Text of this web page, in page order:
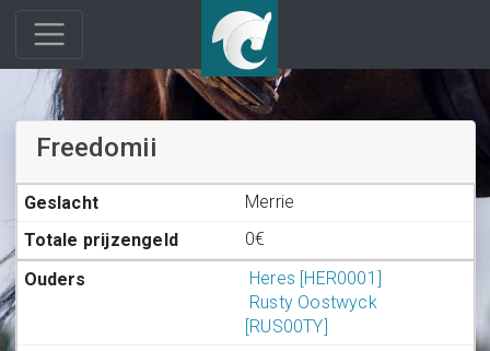
Freedomii
Merrie
0€
Heres [HER0001]
Rusty Oostwyck
[RUS00TY]